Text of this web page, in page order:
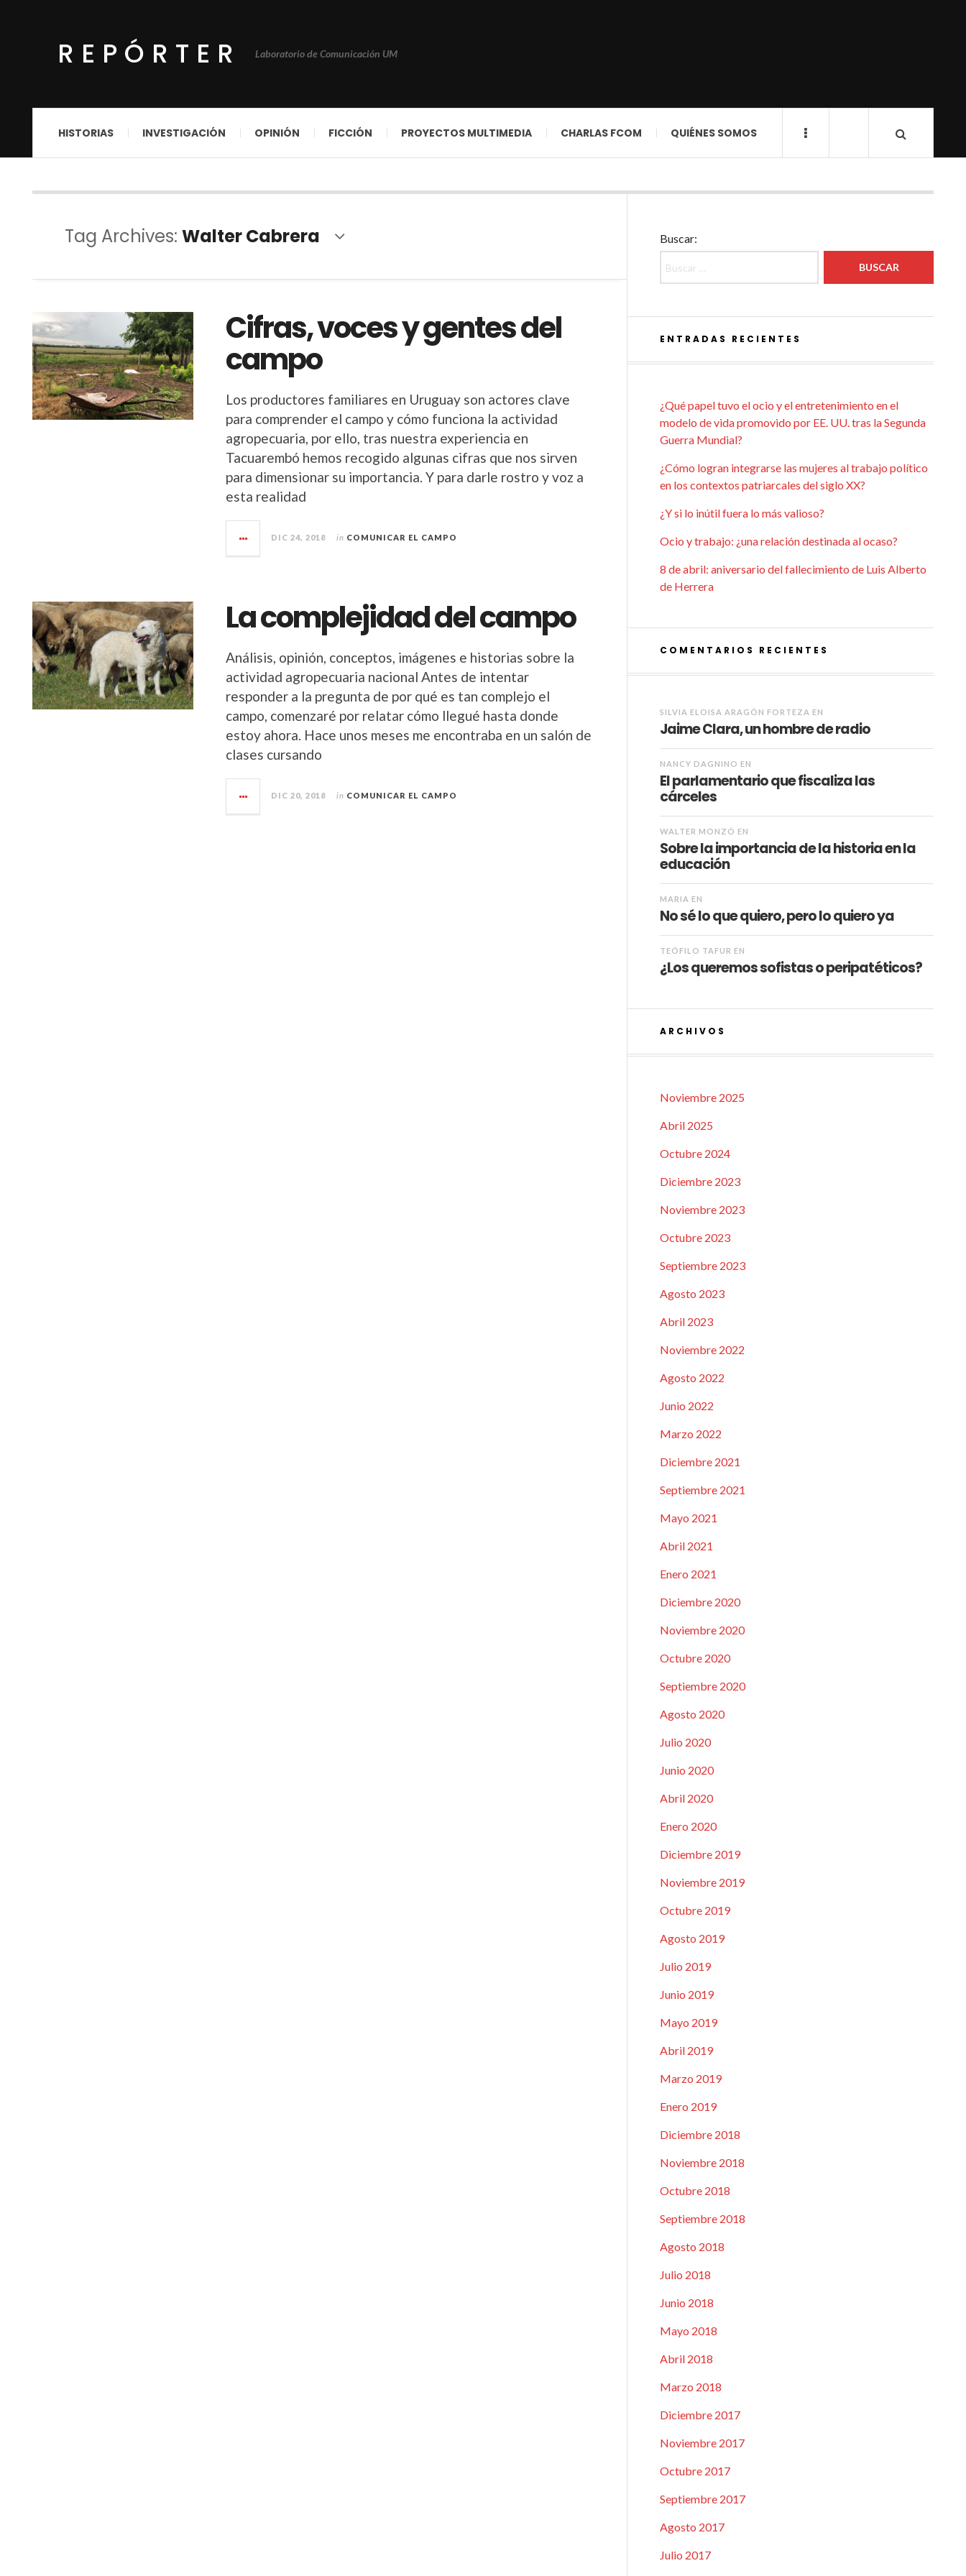
REPÓRTER Laboratorio de Comunicación UM
HISTORIAS INVESTIGACIÓN OPINIÓN FICCIÓN PROYECTOS MULTIMEDIA CHARLAS FCOM QUIÉNES SOMOS
Tag Archives: Walter Cabrera
Cifras, voces y gentes del
campo
Los productores familiares en Uruguay son actores clave
para comprender el campo y cómo funciona la actividad
agropecuaria, por ello, tras nuestra experiencia en
Tacuarembó hemos recogido algunas cifras que nos sirven
para dimensionar su importancia. Y para darle rostro y voz a
esta realidad
DIC 24, 2018 in COMUNICAR EL CAMPO
La complejidad del campo
Análisis, opinión, conceptos, imágenes e historias sobre la
actividad agropecuaria nacional Antes de intentar
responder a la pregunta de por qué es tan complejo el
campo, comenzaré por relatar cómo llegué hasta donde
estoy ahora. Hace unos meses me encontraba en un salón de
clases cursando
DIC 20, 2018 in COMUNICAR EL CAMPO
Buscar:
ENTRADAS RECIENTES
¿Qué papel tuvo el ocio y el entretenimiento en el
modelo de vida promovido por EE. UU. tras la Segunda
Guerra Mundial?
¿Cómo logran integrarse las mujeres al trabajo político
en los contextos patriarcales del siglo XX?
¿Y si lo inútil fuera lo más valioso?
Ocio y trabajo: ¿una relación destinada al ocaso?
8 de abril: aniversario del fallecimiento de Luis Alberto
de Herrera
COMENTARIOS RECIENTES
SILVIA ELOISA ARAGÓN FORTEZA EN
Jaime Clara, un hombre de radio
NANCY DAGNINO EN
El parlamentario que fiscaliza las
cárceles
WALTER MONZÓ EN
Sobre la importancia de la historia en la
educación
MARIA EN
No sé lo que quiero, pero lo quiero ya
TEÓFILO TAFUR EN
¿Los queremos sofistas o peripatéticos?
ARCHIVOS
Noviembre 2025
Abril 2025
Octubre 2024
Diciembre 2023
Noviembre 2023
Octubre 2023
Septiembre 2023
Agosto 2023
Abril 2023
Noviembre 2022
Agosto 2022
Junio 2022
Marzo 2022
Diciembre 2021
Septiembre 2021
Mayo 2021
Abril 2021
Enero 2021
Diciembre 2020
Noviembre 2020
Octubre 2020
Septiembre 2020
Agosto 2020
Julio 2020
Junio 2020
Abril 2020
Enero 2020
Diciembre 2019
Noviembre 2019
Octubre 2019
Agosto 2019
Julio 2019
Junio 2019
Mayo 2019
Abril 2019
Marzo 2019
Enero 2019
Diciembre 2018
Noviembre 2018
Octubre 2018
Septiembre 2018
Agosto 2018
Julio 2018
Junio 2018
Mayo 2018
Abril 2018
Marzo 2018
Diciembre 2017
Noviembre 2017
Octubre 2017
Septiembre 2017
Agosto 2017
Julio 2017